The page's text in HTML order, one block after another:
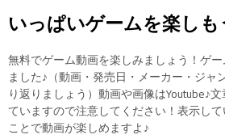
いっぱいゲームを楽しも
無料でゲーム動画を楽しみましょう！ゲ
ました♪（動画・発売日・メーカー・ジャ
り返りましょう）動画や画像はYoutube♪
ていますので注意してください！表示し
ことで動画が楽しめますよ♪